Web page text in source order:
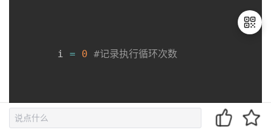
       i
= 0 #记录执行循环次数